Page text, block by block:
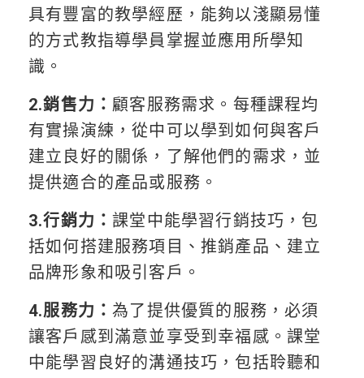
具有豐富的教學經歷，能夠以淺顯易懂
的方式教指導學員掌握並應用所學知
識。
2.銷售力： 顧客服務需求。每種課程均
有實操演練，從中可以學到如何與客戶
建立良好的關係，了解他們的需求，並
提供適合的產品或服務。
3.行銷力：課堂中能學習行銷技巧，包
括如何搭建服務項目、推銷產品、建立
品牌形象和吸引客戶。
4.服務力：為了提供優質的服務，必須
讓客戶感到滿意並享受到幸福感。課堂
中能學習良好的溝通技巧，包括聆聽和